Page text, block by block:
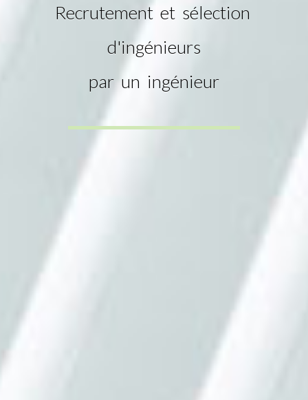
Recrutement et sélection
d'ingénieurs
par un ingénieur